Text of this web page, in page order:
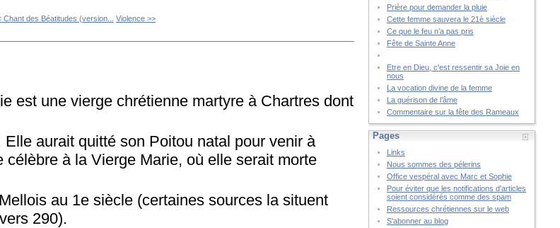
Chant des Béatitudes (version... Violence >>
est une vierge chrétienne martyre à Chartres dont
aurait quitté son Poitou natal pour venir à
célèbre à la Vierge Marie, où elle serait morte
au 1e siècle (certaines sources la situent
290).
Prière pour demander la pluie
Cette femme sauvera le 21è siècle
Ce que le feu n’a pas pris
Fête de Sainte Anne
Etre en Dieu, c'est ressentir sa Joie en
nous
La vocation divine de la femme
La guérison de l’âme
Commentaire sur la fête des Rameaux
Pages
Links
Nous sommes des pélerins
Office vespéral avec Marc et Sophie
Pour éviter que les notifications d'articles
soient considérés comme des spam
Ressources chrétiennes sur le web
S'abonner au blog